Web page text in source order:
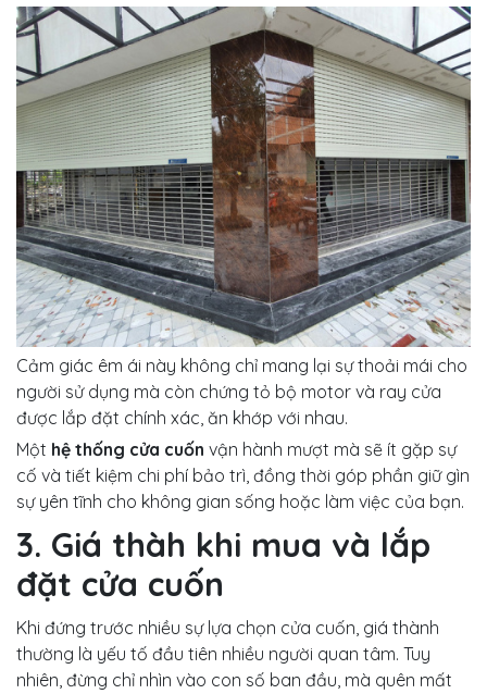
Cảm giác êm ái này không chỉ mang lại sự thoải mái cho
người sử dụng mà còn chứng tỏ bộ motor và ray cửa
được lắp đặt chính xác, ăn khớp với nhau.
Một hệ thống cửa cuốn vận hành mượt mà sẽ ít gặp sự
cố và tiết kiệm chi phí bảo trì, đồng thời góp phần giữ gìn
sự yên tĩnh cho không gian sống hoặc làm việc của bạn.
3. Giá thàh khi mua và lắp
đặt cửa cuốn
Khi đứng trước nhiều sự lựa chọn cửa cuốn, giá thành
thường là yếu tố đầu tiên nhiều người quan tâm. Tuy
nhiên, đừng chỉ nhìn vào con số ban đầu, mà quên mất